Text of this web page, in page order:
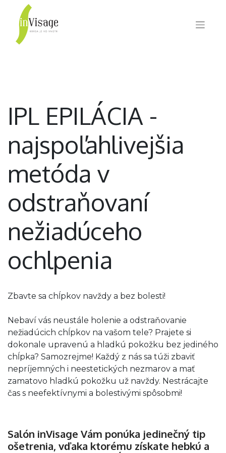
IPL EPILÁCIA -
najspoľahlivejšia
metóda v
odstraňovaní
nežiadúceho
ochlpenia
Zbavte sa chĺpkov navždy a bez bolesti!
Nebaví vás neustále holenie a odstraňovanie
nežiadúcich chĺpkov na vašom tele? Prajete si
dokonale upravenú a hladkú pokožku bez jediného
chĺpka? Samozrejme! Každý z nás sa túži zbaviť
nepríjemných i neestetických nezmarov a mať
zamatovo hladkú pokožku už navždy. Nestrácajte
čas s neefektívnymi a bolestivými spôsobmi!
Salón inVisage Vám ponúka jedinečný tip
ošetrenia, vďaka ktorému získate hebkú a